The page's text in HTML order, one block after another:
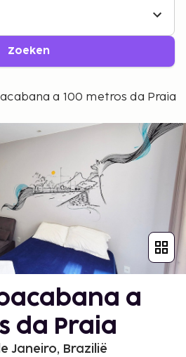
Zoeken
a 100 metros da Praia
a
da Praia
Janeiro, Brazilië